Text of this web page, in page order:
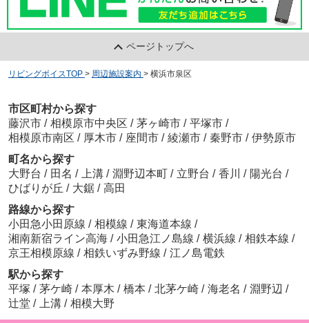
ページトップへ
リビングボイスTOP > 周辺施設案内 > 横浜市泉区
市区町村から探す
藤沢市 / 相模原市中央区 / 茅ヶ崎市 / 平塚市 /
相模原市南区 / 厚木市 / 座間市 / 綾瀬市 / 秦野市 / 伊勢原市
町名から探す
大野台 / 田名 / 上溝 / 淵野辺本町 / 立野台 / 香川 / 陽光台 /
ひばりが丘 / 大鋸 / 高田
路線から探す
小田急小田原線 / 相模線 / 東海道本線 /
湘南新宿ライン高海 / 小田急江ノ島線 / 横浜線 / 相鉄本線 /
京王相模原線 / 相鉄いずみ野線 / 江ノ島電鉄
駅から探す
平塚 / 茅ケ崎 / 本厚木 / 橋本 / 北茅ケ崎 / 海老名 / 淵野辺 /
辻堂 / 上溝 / 相模大野